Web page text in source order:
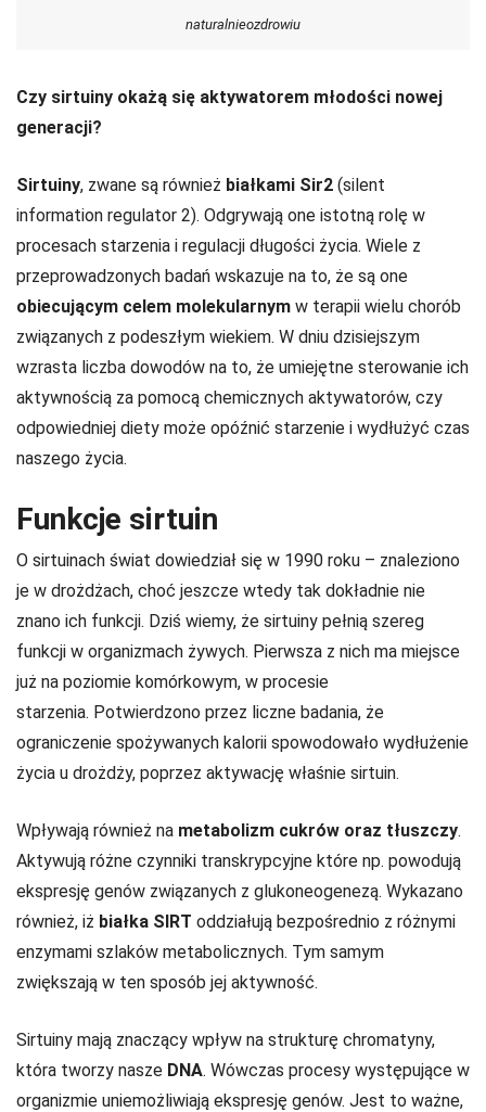
naturalnieozdrowiu
Czy sirtuiny okażą się aktywatorem młodości nowej
generacji?
Sirtuiny, zwane są również białkami Sir2 (silent
information regulator 2). Odgrywają one istotną rolę w
procesach starzenia i regulacji długości życia. Wiele z
przeprowadzonych badań wskazuje na to, że są one
obiecującym celem molekularnym w terapii wielu chorób
związanych z podeszłym wiekiem. W dniu dzisiejszym
wzrasta liczba dowodów na to, że umiejętne sterowanie ich
aktywnością za pomocą chemicznych aktywatorów, czy
odpowiedniej diety może opóźnić starzenie i wydłużyć czas
naszego życia.
Funkcje sirtuin
O sirtuinach świat dowiedział się w 1990 roku – znaleziono
je w drożdżach, choć jeszcze wtedy tak dokładnie nie
znano ich funkcji. Dziś wiemy, że sirtuiny pełnią szereg
funkcji w organizmach żywych. Pierwsza z nich ma miejsce
już na poziomie komórkowym, w procesie
starzenia. Potwierdzono przez liczne badania, że
ograniczenie spożywanych kalorii spowodowało wydłużenie
życia u drożdży, poprzez aktywację właśnie sirtuin.
Wpływają również na metabolizm cukrów oraz tłuszczy.
Aktywują różne czynniki transkrypcyjne które np. powodują
ekspresję genów związanych z glukoneogenezą. Wykazano
również, iż białka SIRT oddziałują bezpośrednio z różnymi
enzymami szlaków metabolicznych. Tym samym
zwiększają w ten sposób jej aktywność.
Sirtuiny mają znaczący wpływ na strukturę chromatyny,
która tworzy nasze DNA. Wówczas procesy występujące w
organizmie uniemożliwiają ekspresję genów. Jest to ważne,